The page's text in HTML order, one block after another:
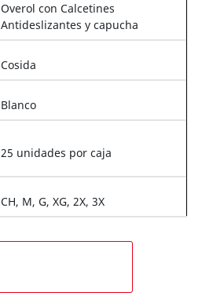
Overol con Calcetines
Antideslizantes y capucha
Cosida
Blanco
25 unidades por caja
CH, M, G, XG, 2X, 3X